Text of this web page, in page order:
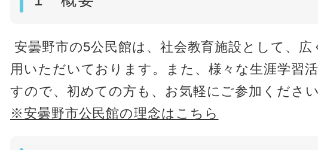
安曇野市の5公民館は、社会教育施設として、広
用いただいております。また、様々な生涯学習
すので、初めての方も、お気軽にご参加ください
※安曇野市公民館の理念はこちら